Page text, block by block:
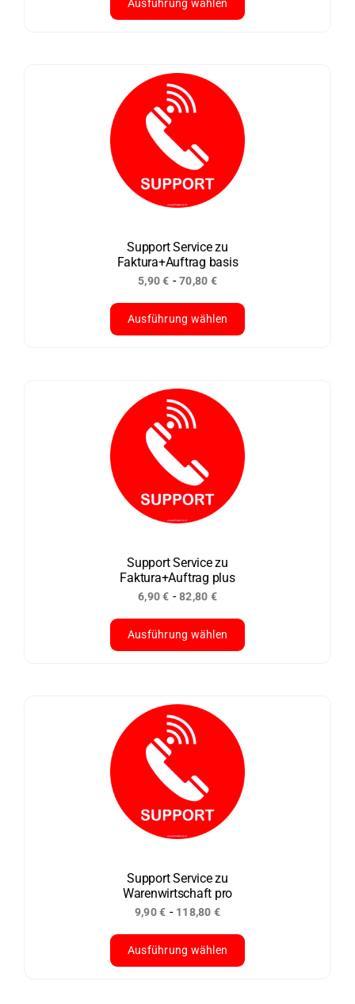
Ausführung wählen
mehrere
Varianten
auf.
Die
Optionen
können
Produktseite
gewählt
werden
Support Service zu
Faktura+Auftrag basis
5,90€ -70,80 €
Ausführung wählen
mehrere
Varianten
auf.
Die
Optionen
können
Produktseite
gewählt
werden
Support Service zu
Faktura+Auftrag plus
6,90€ -82,80 €
Ausführung wählen
mehrere
Varianten
auf.
Die
Optionen
können
Produktseite
gewählt
werden
Support Service zu
Warenwirtschaft pro
9,90€ - 118,80 €
Ausführung wählen